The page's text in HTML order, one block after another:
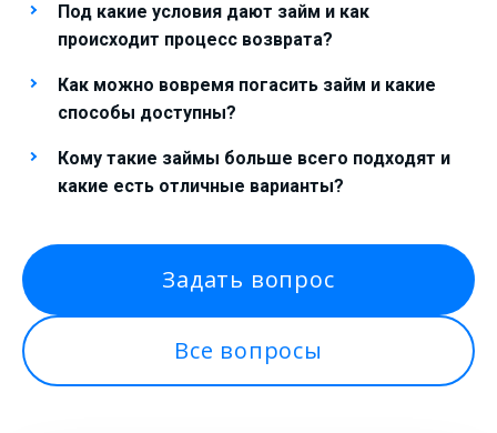
Под какие условия дают займ и как
происходит процесс возврата?
Как можно вовремя погасить займ и какие
способы доступны?
Кому такие займы больше всего подходят и
какие есть отличные варианты?
Задать вопрос
Все вопросы